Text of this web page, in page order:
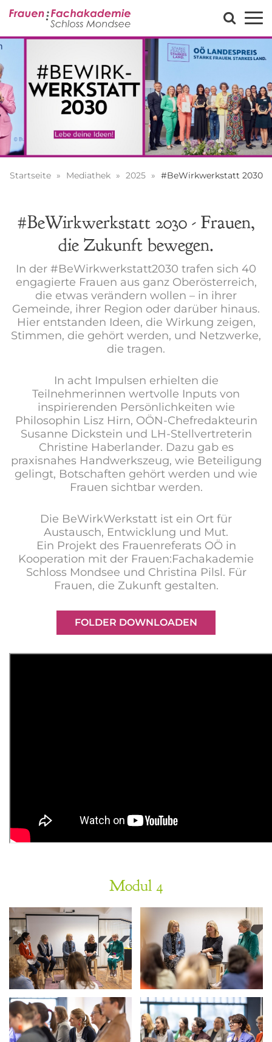
Startseite Mediathek 2025 #BeWirkwerkstatt 2030
#BeWirkwerkstatt 2030 - Frauen,
die Zukunft bewegen.
In der #BeWirkwerkstatt2030 trafen sich 40
engagierte Frauen aus ganz Oberösterreich,
die etwas verändern wollen – in ihrer
Gemeinde, ihrer Region oder darüber hinaus.
Hier entstanden Ideen, die Wirkung zeigen,
Stimmen, die gehört werden, und Netzwerke,
die tragen.
In acht Impulsen erhielten die
Teilnehmerinnen wertvolle Inputs von
inspirierenden Persönlichkeiten wie
Philosophin Lisz Hirn, OÖN-Chefredakteurin
Susanne Dickstein und LH-Stellvertreterin
Christine Haberlander. Dazu gab es
praxisnahes Handwerkszeug, wie Beteiligung
gelingt, Botschaften gehört werden und wie
Frauen sichtbar werden.
Die BeWirkWerkstatt ist ein Ort für
Austausch, Entwicklung und Mut.
Ein Projekt des Frauenreferats OÖ in
Kooperation mit der Frauen:Fachakademie
Schloss Mondsee und Christina Pilsl. Für
Frauen, die Zukunft gestalten.
FOLDER DOWNLOADEN
Modul 4